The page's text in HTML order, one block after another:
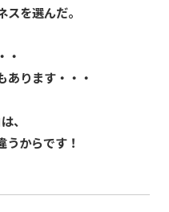
を選んだ。
・
あります・・・
、
うからです！